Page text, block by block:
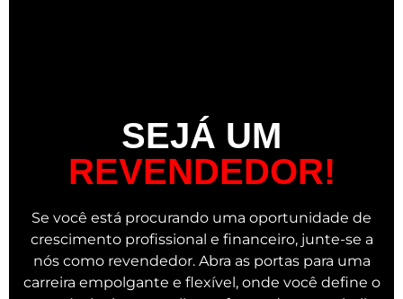
SEJÁ UM
REVENDEDOR!
Se você está procurando uma oportunidade de
crescimento profissional e financeiro, junte-se a
nós como revendedor. Abra as portas para uma
carreira empolgante e flexível, onde você define o